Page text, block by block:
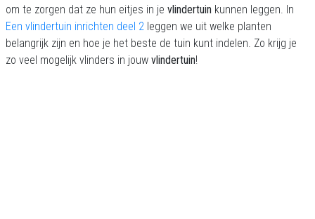
om te zorgen dat ze hun eitjes in je vlindertuin kunnen leggen. In
Een vlindertuin inrichten deel 2 leggen we uit welke planten
belangrijk zijn en hoe je het beste de tuin kunt indelen. Zo krijg je
zo veel mogelijk vlinders in jouw vlindertuin!